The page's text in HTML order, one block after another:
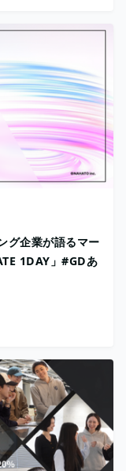
グ企業が語るマー
1DAY」#GDあ